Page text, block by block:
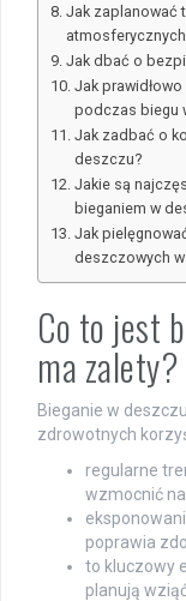
Jak zaplanować
Jak dbać o
Jak
podczas biegu
Jak zadbać o
deszczu?
Jakie są
bieganiem w
Jak
deszczowych
Co to jest
ma zalety?
Bieganie w
zdrowotnych
regularne
wzmocnić
poprawia
to kluczowy
planują